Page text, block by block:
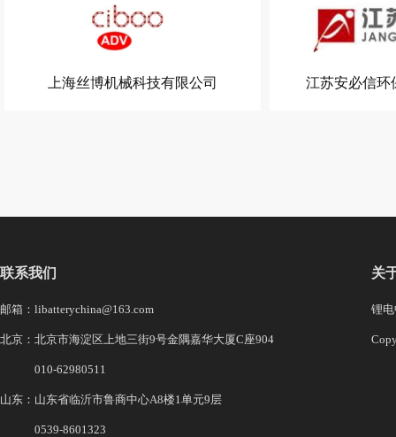
上海丝博机械科技有限公司 江苏安必信环
联系我们
邮箱：libatterychina@163.com
北京：北京市海淀区上地三街9号金隅嘉华大厦C座904
010-62980511
山东：山东省临沂市鲁商中心A8楼1单元9层
0539-8601323
关
锂